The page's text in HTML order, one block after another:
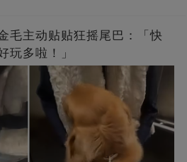
毛主动贴贴狂摇尾巴：「快
玩多啦！」